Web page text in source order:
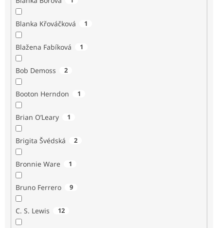
Blanka Křováčková 1
Blažena Fabíková 1
Bob Demoss 2
Booton Herndon 1
Brian O’Leary 1
Brigita Švédská 2
Bronnie Ware 1
Bruno Ferrero 9
C. S. Lewis 12